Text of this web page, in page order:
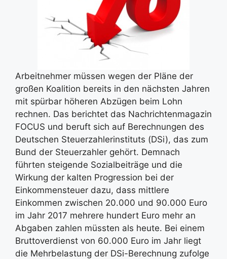
Arbeitnehmer müssen wegen der Pläne der
großen Koalition bereits in den nächsten Jahren
mit spürbar höheren Abzügen beim Lohn
rechnen. Das berichtet das Nachrichtenmagazin
FOCUS und beruft sich auf Berechnungen des
Deutschen Steuerzahlerinstituts (DSi), das zum
Bund der Steuerzahler gehört. Demnach
führten steigende Sozialbeiträge und die
Wirkung der kalten Progression bei der
Einkommensteuer dazu, dass mittlere
Einkommen zwischen 20.000 und 90.000 Euro
im Jahr 2017 mehrere hundert Euro mehr an
Abgaben zahlen müssten als heute. Bei einem
Bruttoverdienst von 60.000 Euro im Jahr liegt
die Mehrbelastung der DSi-Berechnung zufolge